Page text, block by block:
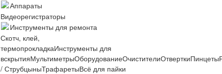
Аппараты
Видеорегистраторы
Инструменты для ремонта
Скотч, клей,
термопрокладкаИнструменты для
вскрытияМультиметрыОборудованиеОчистителиОтверткиПинцеты
/ СтрубцыныТрафаретыВсё для пайки